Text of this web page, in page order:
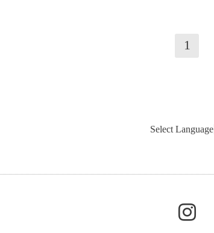
1
Select Language